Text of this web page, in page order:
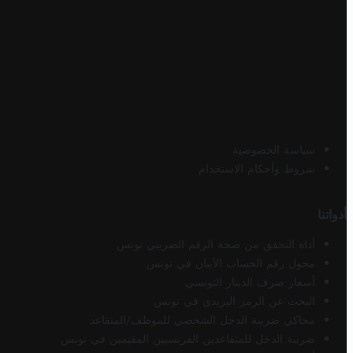
سياسة الخصوصية
شروط وأحكام الاستخدام
أدواتنا
أداة التحقق من صحة الرقم الضريبي تونس
محول رقم الحساب الآيبان في تونس
أسعار صرف الدينار التونسي
البحث عن الرمز البريدي في تونس
محاكي ضريبة الدخل الشخصي للموظف/المتقاعد
ضريبة الدخل للمتقاعدين الفرنسيين المقيمين في تونس